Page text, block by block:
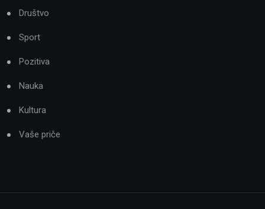
Društvo
Sport
Pozitiva
Nauka
Kultura
Vaše priče